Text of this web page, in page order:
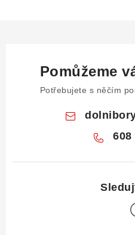
Pomůžeme
Potřebujete s něčím
608